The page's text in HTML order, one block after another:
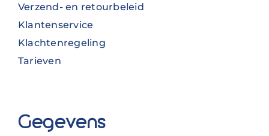
Verzend- en retourbeleid
Klantenservice
Klachtenregeling
Tarieven
Gegevens